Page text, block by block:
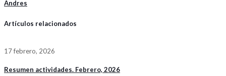
Andres
Artículos relacionados
17 febrero, 2026
Resumen actividades. Febrero, 2026